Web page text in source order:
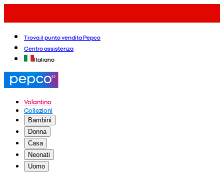
Trova il punto vendita Pepco
Centro assistenza
Italiano
Volantino
Collezioni
Bambini
Donna
Casa
Neonati
Uomo